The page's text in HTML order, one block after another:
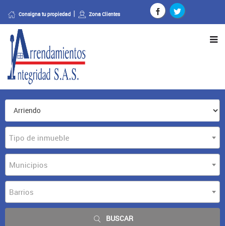
Consigna tu propiedad Zona Clientes
Tipo de inmueble
Municipios
Barrios
BUSCAR